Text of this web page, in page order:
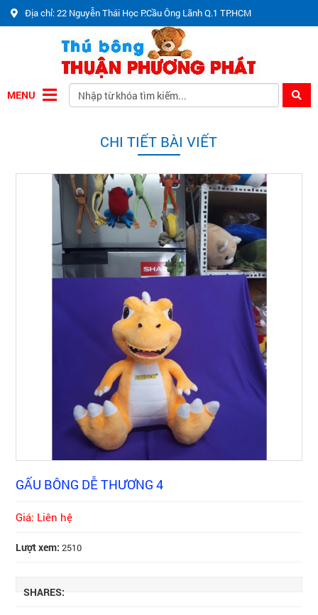
Địa chỉ: 22 Nguyễn Thái Học P.Cầu Ông Lãnh Q.1 TP.HCM
MENU
CHI TIẾT BÀI VIẾT
GẤU BÔNG DỄ THƯƠNG 4
Giá: Liên hệ
Lượt xem: 2510
SHARES: